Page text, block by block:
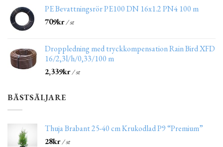
PE Bevattningsrör PE100 DN 16x1.2 PN4 100 m
709kr/ st
Droppledning med tryckkompensation Rain Bird XFD
16/2,3l/h/0,33/100 m
2,339kr/ st
BÄSTSÄLJARE
Thuja Brabant 25-40 cm Krukodlad P9 “Premium”
28kr/ st